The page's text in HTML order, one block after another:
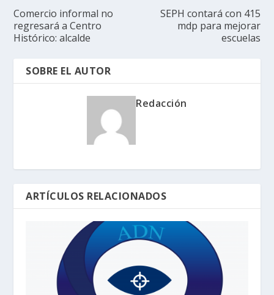
Comercio informal no
regresará a Centro
Histórico: alcalde
SEPH contará con 415
mdp para mejorar
escuelas
SOBRE EL AUTOR
Redacción
ARTÍCULOS RELACIONADOS